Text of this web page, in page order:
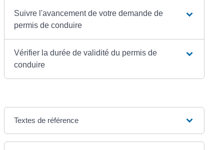
Suivre l'avancement de votre demande de
permis de conduire
Vérifier la durée de validité du permis de
conduire
Textes de référence